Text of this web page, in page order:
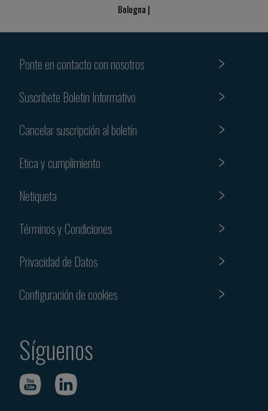
Bologna |
Ponte en contacto con nosotros
Suscribete Boletin Informativo
Cancelar suscripción al boletín
Etica y cumplimiento
Netiqueta
Términos y Condiciones
Privacidad de Datos
Configuración de cookies
Síguenos